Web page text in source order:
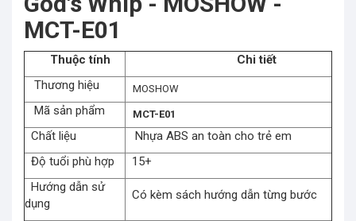
MCT-E01
Thuộc tính
Chi tiết
Thương hiệu
MOSHOW
Mã sản phẩm MCT-E01
Chất liệu
Nhựa ABS an toàn cho trẻ em
Độ tuổi phù hợp
15+
Hướng dẫn sử
dụng
Có kèm sách hướng dẫn từng bước